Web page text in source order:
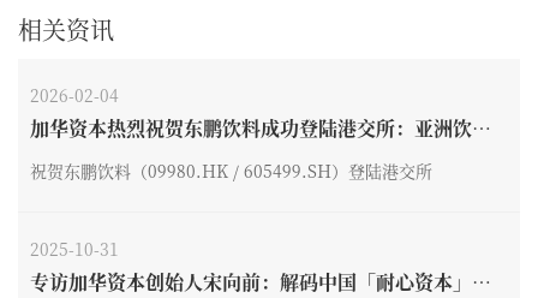
相关资讯
2026-02-04
加华资本热烈祝贺东鹏饮料成功登陆港交所：亚洲饮料
祝贺东鹏饮料（09980.HK / 605499.SH）登陆港交所
2025-10-31
专访加华资本创始人宋向前：解码中国「耐心资本」的